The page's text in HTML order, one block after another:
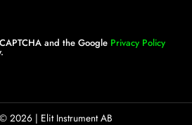
and the Google Privacy Policy
2026 | Elit Instrument AB